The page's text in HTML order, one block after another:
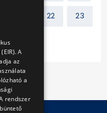
22 23
A
az
a
rendszer